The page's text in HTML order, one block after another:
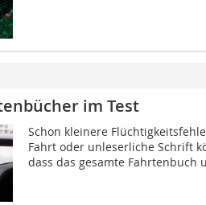
im Test
Schon kleinere
Fahrt oder unleserliche Schrift
dass das gesamte Fahrtenbuch